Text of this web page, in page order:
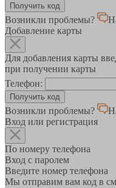
Возникли проблемы?
Добавление карты
Для добавления карты
при получении карты
Телефон:
Возникли проблемы?
Вход или регистрация
По номеру телефона
Вход с паролем
Введите номер телефона
Мы отправим вам код в